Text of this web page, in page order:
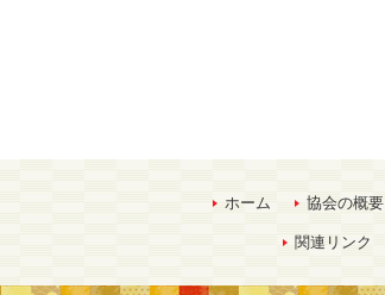
ホーム 協会の概要
関連リンク